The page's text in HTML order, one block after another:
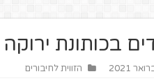
בכותונת ירוקה
הזווית לחיבורים